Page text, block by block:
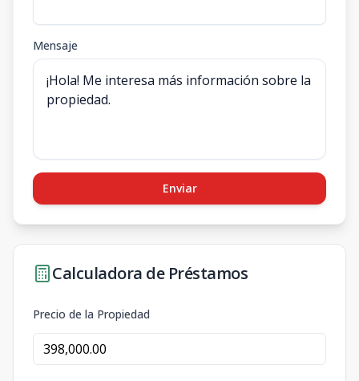
Mensaje
Enviar
Calculadora de Préstamos
Precio de la Propiedad